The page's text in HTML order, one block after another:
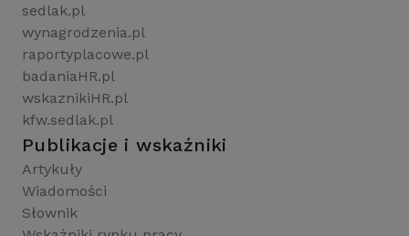
sedlak.pl
wynagrodzenia.pl
raportyplacowe.pl
badaniaHR.pl
wskaznikiHR.pl
kfw.sedlak.pl
Publikacje i wskaźniki
Artykuły
Wiadomości
Słownik